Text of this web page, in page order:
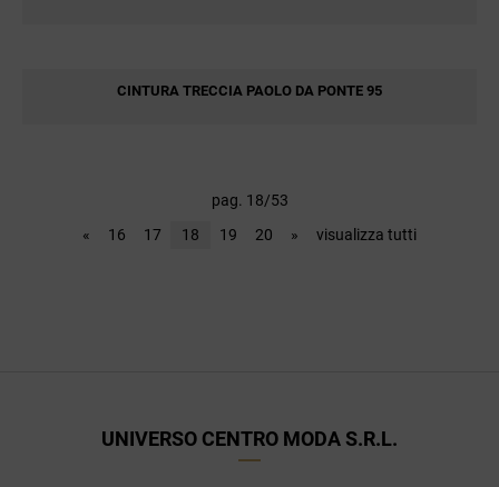
CINTURA TRECCIA PAOLO DA PONTE 95
pag. 18/53
«
16 17 18 19 20 » visualizza tutti
UNIVERSO CENTRO MODA S.R.L.